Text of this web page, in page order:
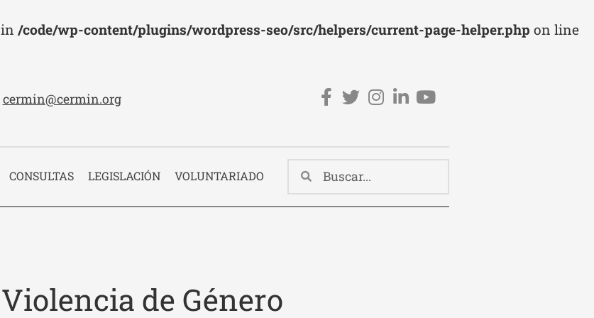
/code/wp-content/plugins/wordpress-seo/src/helpers/current-page-helper.php on line
Email:
cermin@cermin.org Redes sociales cabecera
CONSULTAS LEGISLACIÓN VOLUNTARIADO
de Género